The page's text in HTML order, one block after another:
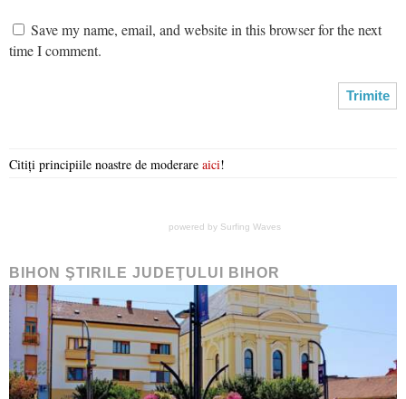
Save my name, email, and website in this browser for the next
time I comment.
Citiți principiile noastre de moderare aici!
powered by Surfing Waves
BIHON ŞTIRILE JUDEŢULUI BIHOR